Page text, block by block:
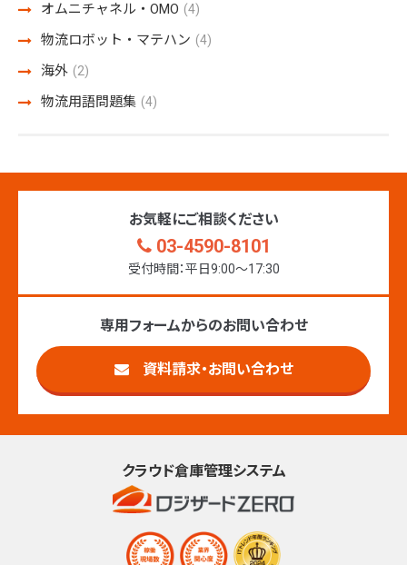
オムニチャネル・OMO (4)
物流ロボット・マテハン (4)
海外 (2)
物流用語問題集 (4)
お気軽にご相談ください
03-4590-8101
受付時間：平日9:00〜17:30
専用フォームからのお問い合わせ
資料請求・お問い合わせ
クラウド倉庫管理システム